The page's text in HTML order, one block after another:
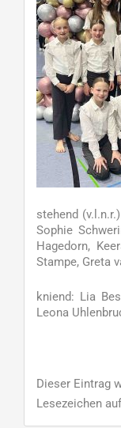
stehend
Sophie
Hagedorn,
Stampe, Greta
kniend: Lia
Leona
Dieser Eintrag
Lesezeichen